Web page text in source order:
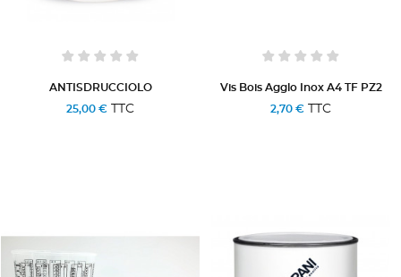
ANTISDRUCCIOLO
25,00 € TTC
Vis Bois Agglo Inox A4 TF PZ2
2,70 € TTC